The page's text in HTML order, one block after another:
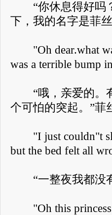
“你休息得好吗？
下，我的名字是菲
"Oh dear.what
was a terrible bump
“哦，亲爱的。有
个可怕的突起。”菲
"I just couldn"t
but the bed felt all
“一整夜我都没有
"Oh this princess